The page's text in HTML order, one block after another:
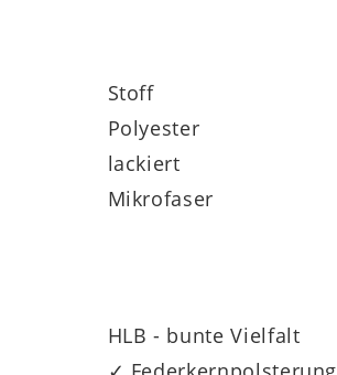
Stoff
Polyester
lackiert
Mikrofaser
HLB - bunte Vielfalt